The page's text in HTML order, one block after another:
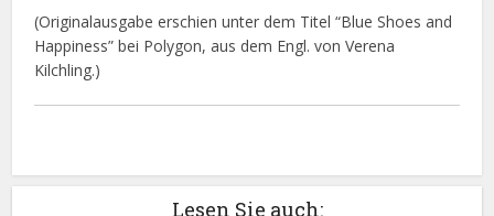
(Originalausgabe erschien unter dem Titel “Blue Shoes and
Happiness” bei Polygon, aus dem Engl. von Verena
Kilchling.)
Lesen Sie auch: